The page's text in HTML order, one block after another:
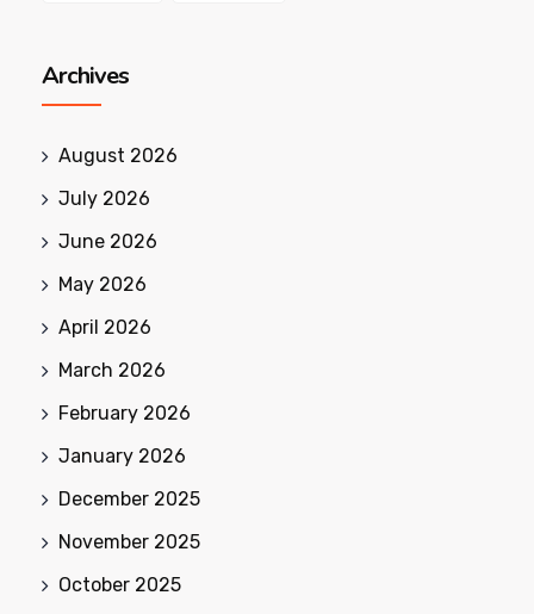
Archives
August 2026
July 2026
June 2026
May 2026
April 2026
March 2026
February 2026
January 2026
December 2025
November 2025
October 2025